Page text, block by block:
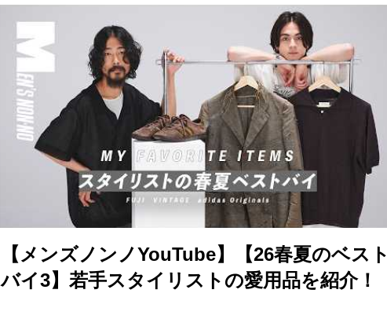
【メンズノンノYouTube】【26春夏のベスト
バイ3】若手スタイリストの愛用品を紹介！